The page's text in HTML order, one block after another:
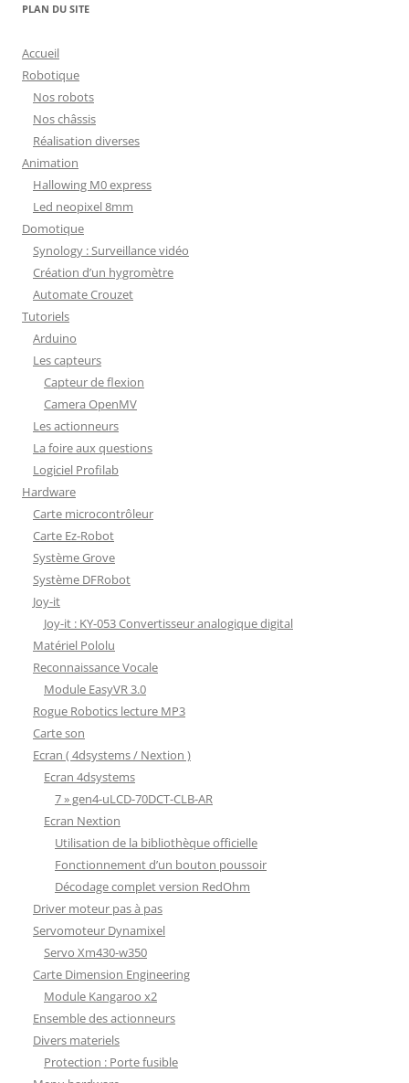
PLAN DU SITE
Accueil
Robotique
Nos robots
Nos châssis
Réalisation diverses
Animation
Hallowing M0 express
Led neopixel 8mm
Domotique
Synology : Surveillance vidéo
Création d’un hygromètre
Automate Crouzet
Tutoriels
Arduino
Les capteurs
Capteur de flexion
Camera OpenMV
Les actionneurs
La foire aux questions
Logiciel Profilab
Hardware
Carte microcontrôleur
Carte Ez-Robot
Système Grove
Système DFRobot
Joy-it
Joy-it : KY-053 Convertisseur analogique digital
Matériel Pololu
Reconnaissance Vocale
Module EasyVR 3.0
Rogue Robotics lecture MP3
Carte son
Ecran ( 4dsystems / Nextion )
Ecran 4dsystems
7 » gen4-uLCD-70DCT-CLB-AR
Ecran Nextion
Utilisation de la bibliothèque officielle
Fonctionnement d’un bouton poussoir
Décodage complet version RedOhm
Driver moteur pas à pas
Servomoteur Dynamixel
Servo Xm430-w350
Carte Dimension Engineering
Module Kangaroo x2
Ensemble des actionneurs
Divers materiels
Protection : Porte fusible